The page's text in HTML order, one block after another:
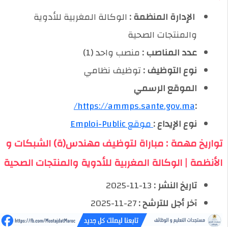
️ الإدارة المنظمة :الوكالة المغربية للأدوية
والمنتجات الصحية
عدد المناصب :منصب واحد (1)
نوع التوظيف :توظيف نظامي
الموقع الرسمي
https://ammps.sante.gov.ma/
نوع الإيداع :موقع Emploi-Public
تواريخ مهمة : مباراة لتوظيف مهندس(ة) الشبكات و
الأنظمة | الوكالة المغربية للأدوية والمنتجات الصحية
تاريخ النشر :13-11-2025
آخر أجل للترشح :27-11-2025